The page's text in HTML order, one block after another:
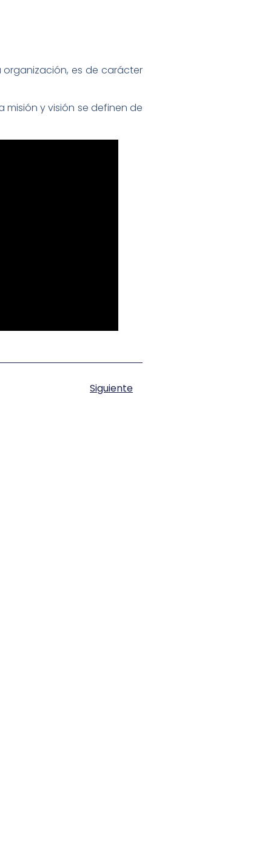
organización, es de carácter
misión y visión se definen de
Siguiente